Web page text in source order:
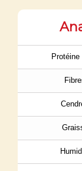
Protéine